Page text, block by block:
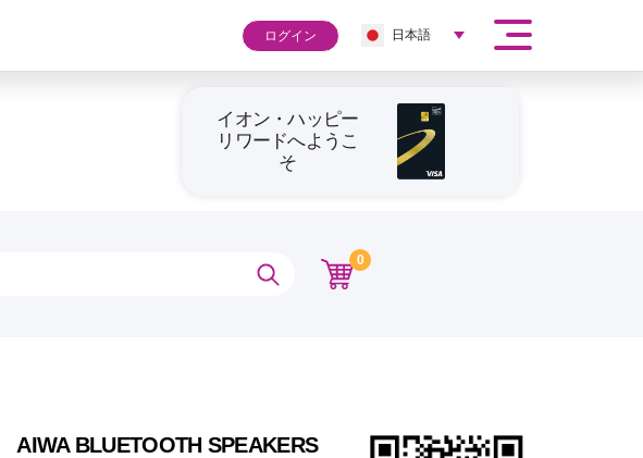
ログイン 日本語
イオン・ハッピー
リワードへようこ
そ
0
AIWA BLUETOOTH SPEAKERS